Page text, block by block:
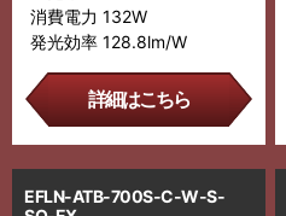
消費電力 132W
発光効率 128.8lm/W
詳細はこちら
EFLN-ATB-700S-C-W-S-